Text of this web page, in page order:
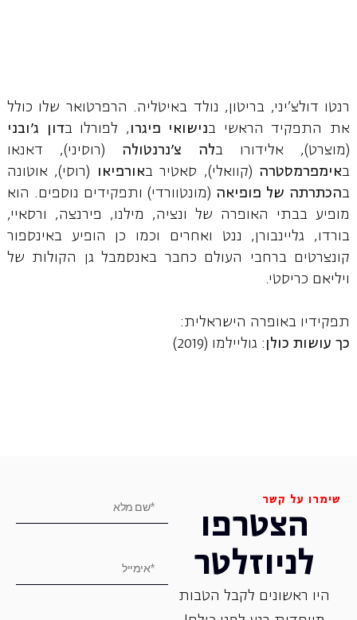
רנטו דולצ'יני, בריטון, נולד באיטליה. הרפרטואר שלו כולל
את התפקיד הראשי בנישואי פיגרו , לפורלו בדון ג'ובני
(מוצרט), אלידורו בלה צ'נרנטולה (רוסיני), דאנאו
באימפרמסטרה (קוואלי), סאטיר באורפיאו
(רוסי), אוטונה
בהכתרתה של פופיאה (מונטוורדי) ותפקידים נוספים. הוא
מופיע בבתי האופרה של ונציה, מילנו, פירנצה, ורסאיי,
בורדו, גליינבורן, ננט ואחרים וכמו כן הופיע באינספור
קונצרטים ברחבי העולם כחבר באנסמבל גן הקולות של
ויליאם כריסטי.
תפקידיו באופרה הישראלית:
כך עושות כולן : גוליילמו (2019)
שימרו על קשר
הצטרפו
לניוזלטר
היו ראשונים לקבל הטבות